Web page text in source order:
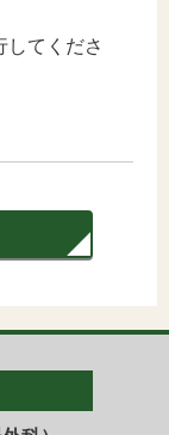
してくださ